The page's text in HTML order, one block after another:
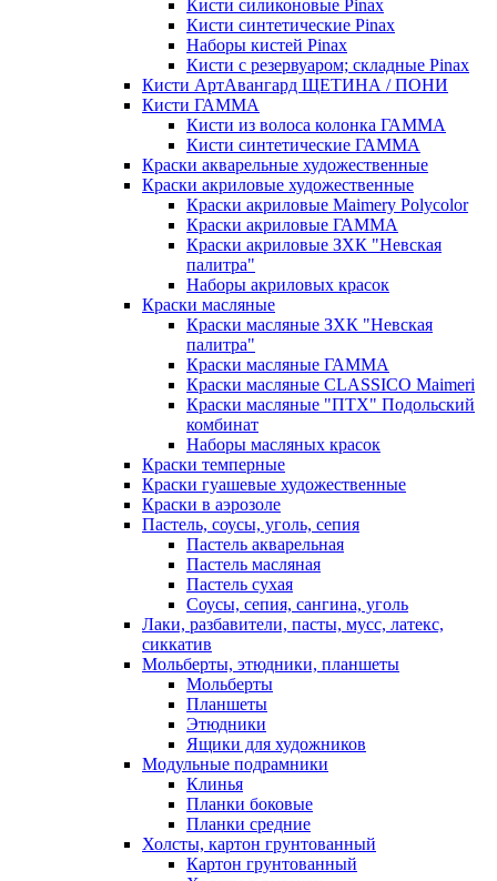
Кисти силиконовые Pinax
Кисти синтетические Pinax
Наборы кистей Pinax
Кисти с резервуаром; складные Pinax
Кисти АртАвангард ЩЕТИНА / ПОНИ
Кисти ГАММА
Кисти из волоса колонка ГАММА
Кисти синтетические ГАММА
Краски акварельные художественные
Краски акриловые художественные
Краски акриловые Maimery Polycolor
Краски акриловые ГАММА
Краски акриловые ЗХК "Невская
палитра"
Наборы акриловых красок
Краски масляные
Краски масляные ЗХК "Невская
палитра"
Краски масляные ГАММА
Краски масляные CLASSICO Maimeri
Краски масляные "ПТХ" Подольский
комбинат
Наборы масляных красок
Краски темперные
Краски гуашевые художественные
Краски в аэрозоле
Пастель, соусы, уголь, сепия
Пастель акварельная
Пастель масляная
Пастель сухая
Соусы, сепия, сангина, уголь
Лаки, разбавители, пасты, мусс, латекс,
сиккатив
Мольберты, этюдники, планшеты
Мольберты
Планшеты
Этюдники
Ящики для художников
Модульные подрамники
Клинья
Планки боковые
Планки средние
Холсты, картон грунтованный
Картон грунтованный